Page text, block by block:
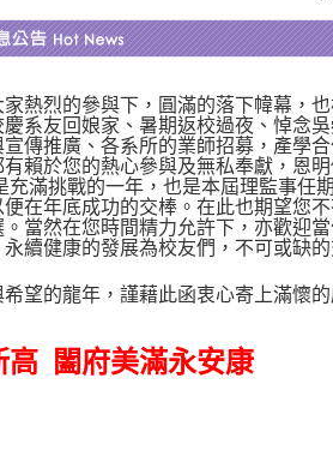
熱烈的參與下，圓滿的落下幃幕，
系友回娘家、暑期返校過夜、悼念
傳推廣、各系所的業師招募，產學
賴於您的熱心參與及無私奉獻，恩
充滿挑戰的一年，也是本屆理監事任
在年底成功的交棒。在此也期望您
當然在您時間精力允許下，亦歡迎
續健康的發展為校友們，不可或缺
望的龍年，謹藉此函衷心寄上滿懷
高 闔府美滿永安康